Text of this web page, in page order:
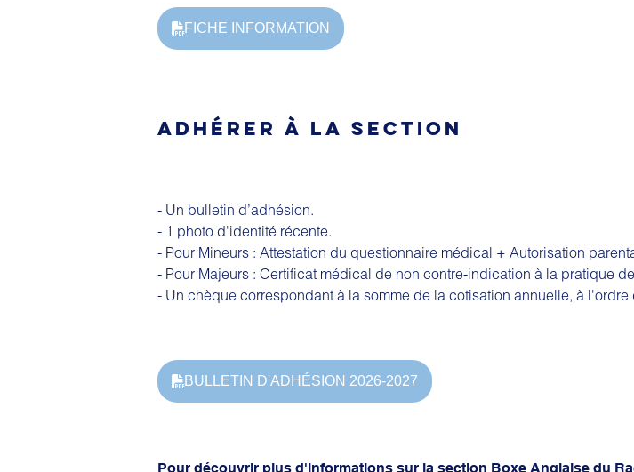
FICHE INFORMATION
ADHÉRER À LA SECTION
- Un bulletin d’adhésion.
- 1 photo d'identité récente.
- Pour Mineurs : Attestation du questionnaire médical + Autorisation
- Pour Majeurs : Certificat médical de non contre-indication à la pratique
- Un chèque correspondant à la somme de la cotisation annuelle, à l'ordre
BULLETIN D'ADHÉSION 2026-2027
Pour découvrir plus d'informations sur la section Boxe Anglaise du